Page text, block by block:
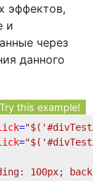
эффектов,
и
через
данного
Try this example!
=
=
100px;